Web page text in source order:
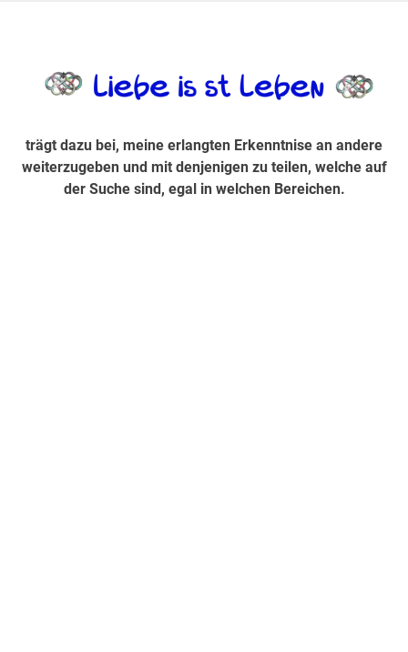
Suche sind, egal in welchen Bereichen.
trägt dazu bei, meine erlangten Erkenntnise an andere
weiterzugeben und mit denjenigen zu teilen, welche auf
der Suche sind, egal in welchen Bereichen.